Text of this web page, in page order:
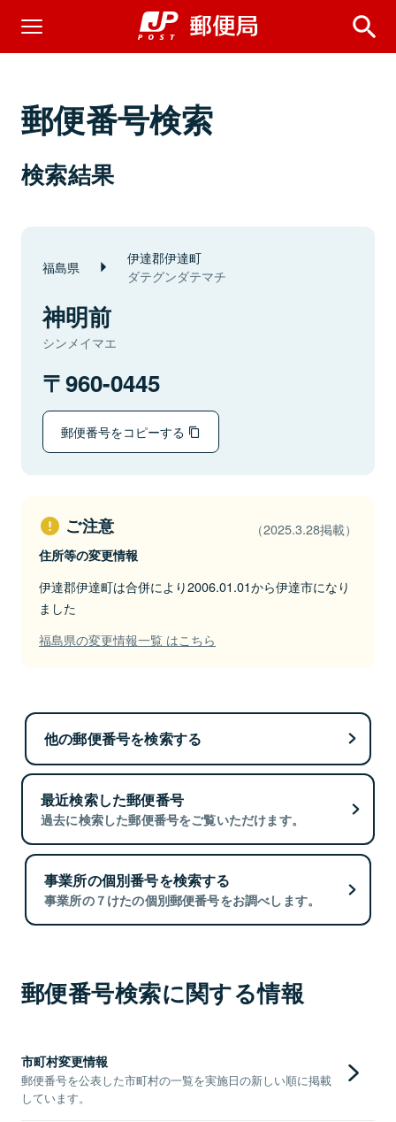
郵便番号検索
検索結果
福島県 伊達郡伊達町
ダテグンダテマチ
神明前
シンメイマエ
960-0445
郵便番号をコピーする
ご注意 （2025.3.28掲載）
住所等の変更情報
伊達郡伊達町は合併により2006.01.01から伊達市になり
ました
福島県の変更情報一覧 はこちら
他の郵便番号を検索する
最近検索した郵便番号
過去に検索した郵便番号をご覧いただけます。
事業所の個別番号を検索する
事業所の７けたの個別郵便番号をお調べします。
郵便番号検索に関する情報
市町村変更情報
郵便番号を公表した市町村の一覧を実施日の新しい順に掲載
しています。